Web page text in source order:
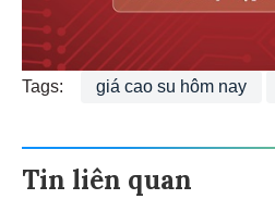
Tags: giá cao su hôm nay
Tin liên quan